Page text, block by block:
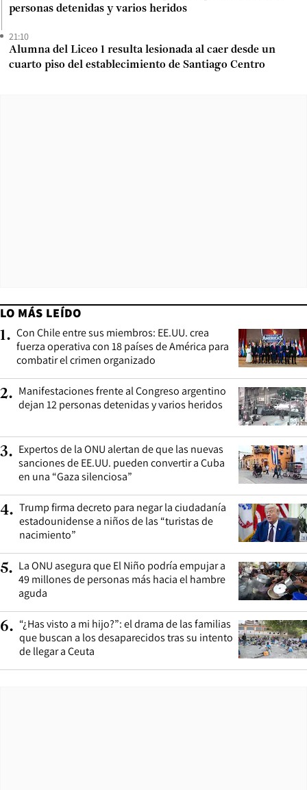
personas detenidas y varios heridos
21:10
Alumna del Liceo 1 resulta lesionada al caer desde un
cuarto piso del establecimiento de Santiago Centro
LO MÁS LEÍDO
1. Con Chile entre sus miembros: EE.UU. crea
fuerza operativa con 18 países de América para
combatir el crimen organizado
2. Manifestaciones frente al Congreso argentino
dejan 12 personas detenidas y varios heridos
3. Expertos de la ONU alertan de que las nuevas
sanciones de EE.UU. pueden convertir a Cuba
en una “Gaza silenciosa”
4. Trump firma decreto para negar la ciudadanía
estadounidense a niños de las “turistas de
nacimiento”
5. La ONU asegura que El Niño podría empujar a
49 millones de personas más hacia el hambre
aguda
6. “¿Has visto a mi hijo?”: el drama de las familias
que buscan a los desaparecidos tras su intento
de llegar a Ceuta